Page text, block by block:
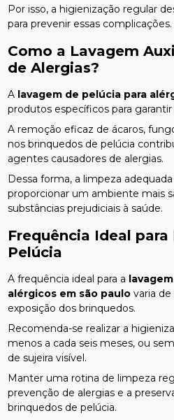
Por isso, a higienização regular
para prevenir essas complicações.
Como a Lavagem
de Alergias?
A lavagem de pelúcia para
produtos específicos para
A remoção eficaz de ácaros,
nos brinquedos de pelúcia
agentes causadores de alergias.
Dessa forma, a limpeza
proporcionar um ambiente mais
substâncias prejudiciais à saúde.
Frequência Ideal
Pelúcia
A frequência ideal para a
alérgicos em são paulo varia
exposição dos brinquedos.
Recomenda-se realizar a
menos a cada seis meses, ou
de sujeira visível.
Manter uma rotina de limpeza
prevenção de alergias e a
brinquedos de pelúcia.